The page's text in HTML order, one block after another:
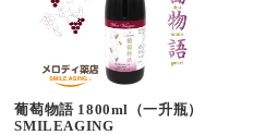
葡萄物語 1800ml（一升瓶）
SMILEAGING